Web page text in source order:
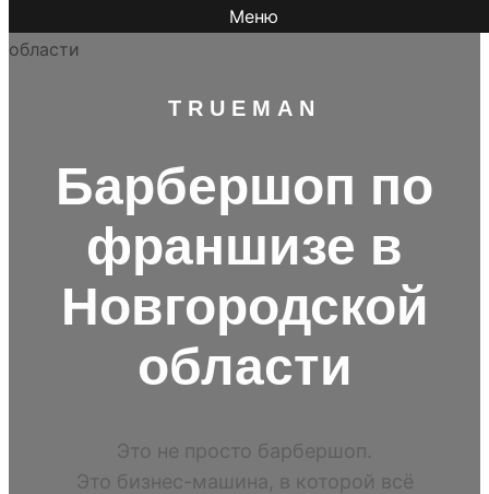
Меню
TR UEMAN
Барбершоп по
франшизе в
Новгородской
области
Это не просто барбершоп.
Это бизнес-машина, в которой всё